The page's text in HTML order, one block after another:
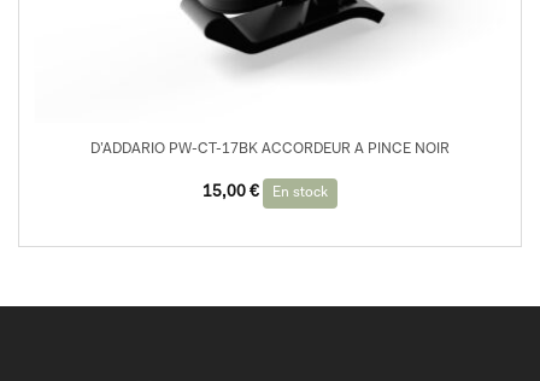
D’ADDARIO PW-CT-17BK ACCORDEUR A PINCE NOIR
15,00 € En stock